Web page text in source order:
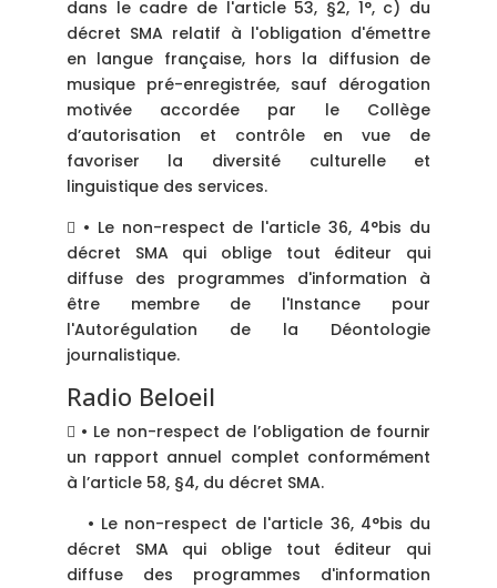
dans le cadre de l'article 53, §2, 1°, c) du
décret SMA relatif à l'obligation d'émettre
en langue française, hors la diffusion de
musique pré-enregistrée, sauf dérogation
motivée accordée par le Collège
d’autorisation et contrôle en vue de
favoriser la diversité culturelle et
linguistique des services.
 • Le non-respect de l'article 36, 4°bis du
décret SMA qui oblige tout éditeur qui
diffuse des programmes d'information à
être membre de l'Instance pour
l'Autorégulation de la Déontologie
journalistique.
Radio Beloeil
 • Le non-respect de l’obligation de fournir
un rapport annuel complet conformément
à l’article 58, §4, du décret SMA.
• Le non-respect de l'article 36, 4°bis du
décret SMA qui oblige tout éditeur qui
diffuse des programmes d'information